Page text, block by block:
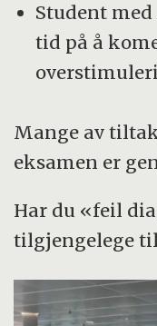
Student med
tid på å
Mange av
eksamen er
Har du «feil
tilgjengelege